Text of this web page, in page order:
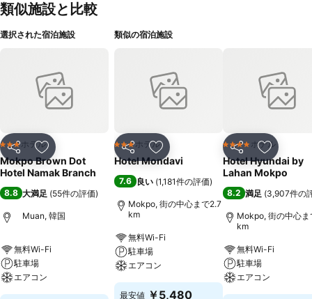
類似施設と比較
選択された宿泊施設
シェア お気に入りに追加
3 ホテルのランク
ホテル
Mokpo Brown Dot
Hotel Namak Branch
8.8 大満足 (55件の評価)
Muan, 韓国
無料Wi-Fi
駐車場
エアコン
類似の宿泊施設
シェア お気に入りに追加
3 ホテルのランク
ホテル
Hotel Mondavi
7.6 良い (1,181件の評価)
Mokpo, 街の中心まで2.7
km
無料Wi-Fi
駐車場
エアコン
最安値 ￥5,480
シェア お気に入
4 ホテルのランク
ホテル
Hotel Hyundai by
Lahan Mokpo
8.2 満足 (3,907件の
Mokpo, 街の中心ま
km
無料Wi-Fi
駐車場
エアコン